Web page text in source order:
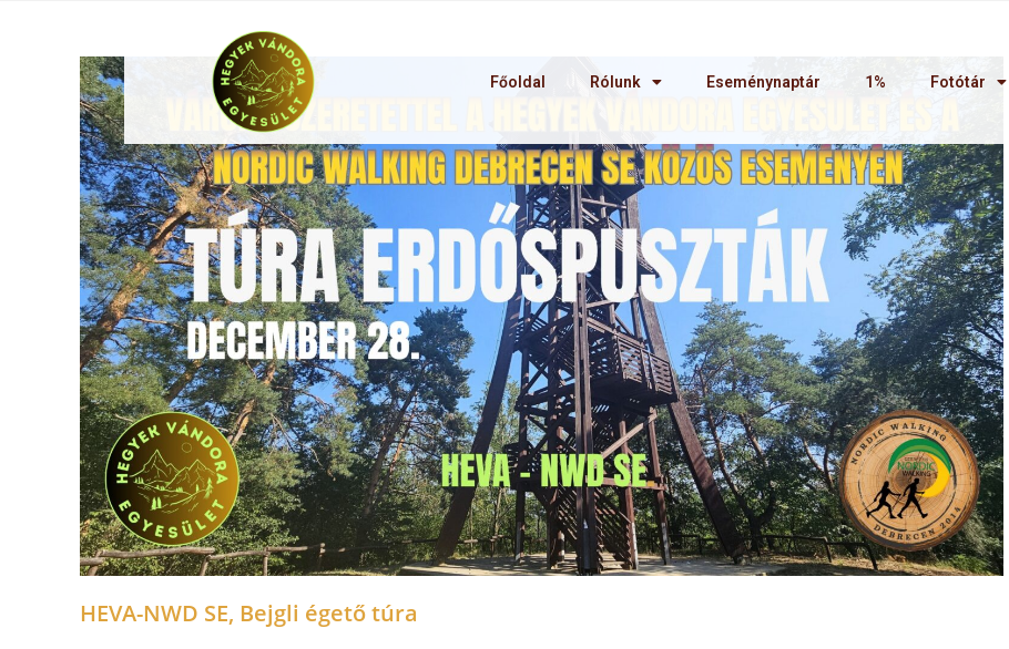
Főoldal Rólunk Eseménynaptár 1% Fotótár
HEVA-NWD SE, Bejgli égető túra